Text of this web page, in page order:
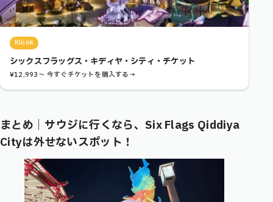
Klook
シックスフラッグス・キディヤ・シティ・チケット
¥12,993〜 今すぐチケットを購入する→
まとめ｜サウジに行くなら、 Six Flags Qiddiya
Cityは外せないスポット！